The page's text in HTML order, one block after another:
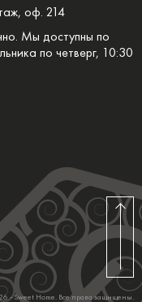
оф. 214
Мы доступны по
по четверг, 10:30
- Sweet Home. Все права защищены.